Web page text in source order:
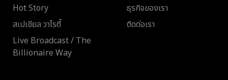
Hot Story
สเปเชียล วาไรตี้
Live Broadcast / The
Billionaire Way
ธุรกิจของเรา
ติดต่อเรา